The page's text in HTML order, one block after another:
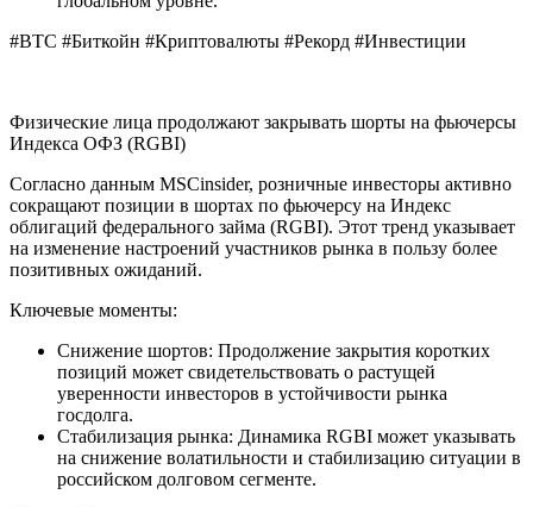
#BTC #Биткойн #Криптовалюты #Рекорд #Инвестиции
Физические лица продолжают закрывать шорты на фьючерсы
Индекса ОФЗ (RGBI)
Согласно данным MSCinsider, розничные инвесторы активно
сокращают позиции в шортах по фьючерсу на Индекс
облигаций федерального займа (RGBI). Этот тренд указывает
на изменение настроений участников рынка в пользу более
позитивных ожиданий.
Ключевые моменты:
Снижение шортов: Продолжение закрытия коротких
позиций может свидетельствовать о растущей
уверенности инвесторов в устойчивости рынка
госдолга.
Стабилизация рынка: Динамика RGBI может указывать
на снижение волатильности и стабилизацию ситуации в
российском долговом сегменте.